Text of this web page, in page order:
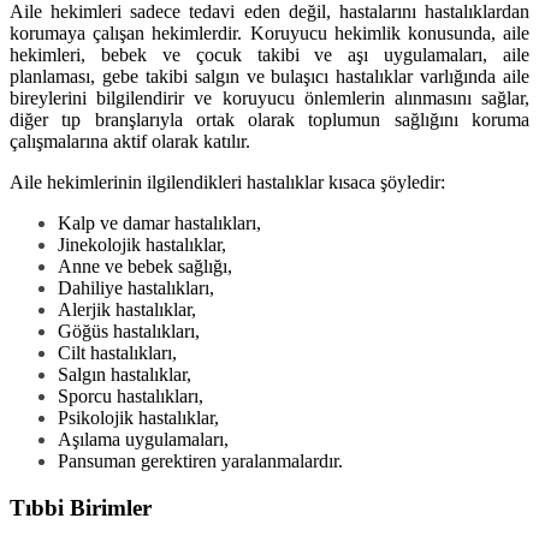
Aile hekimleri sadece tedavi eden değil, hastalarını hastalıklardan
korumaya çalışan hekimlerdir. Koruyucu hekimlik konusunda, aile
hekimleri, bebek ve çocuk takibi ve aşı uygulamaları, aile
planlaması, gebe takibi salgın ve bulaşıcı hastalıklar varlığında aile
bireylerini bilgilendirir ve koruyucu önlemlerin alınmasını sağlar,
diğer tıp branşlarıyla ortak olarak toplumun sağlığını koruma
çalışmalarına aktif olarak katılır.
Aile hekimlerinin ilgilendikleri hastalıklar kısaca şöyledir:
Kalp ve damar hastalıkları,
Jinekolojik hastalıklar,
Anne ve bebek sağlığı,
Dahiliye hastalıkları,
Alerjik hastalıklar,
Göğüs hastalıkları,
Cilt hastalıkları,
Salgın hastalıklar,
Sporcu hastalıkları,
Psikolojik hastalıklar,
Aşılama uygulamaları,
Pansuman gerektiren yaralanmalardır.
Tıbbi Birimler